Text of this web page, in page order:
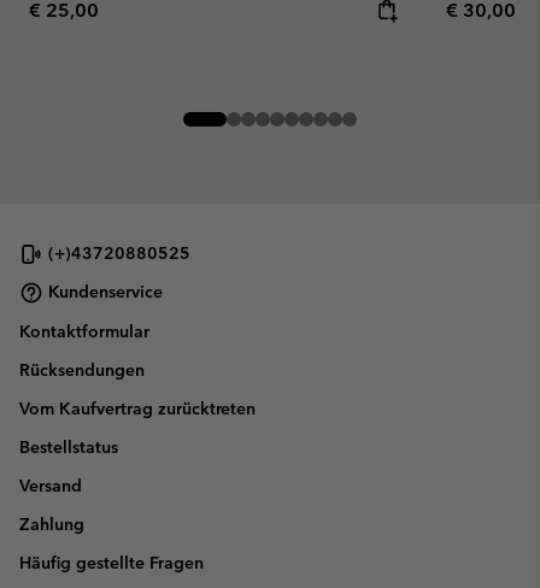
Regular price:
€ 25,00 Regular
€ 30,00
(+)43720880525
Kundenservice
Kontaktformular
Rücksendungen
Vom Kaufvertrag zurücktreten
Bestellstatus
Versand
Zahlung
Häufig gestellte Fragen